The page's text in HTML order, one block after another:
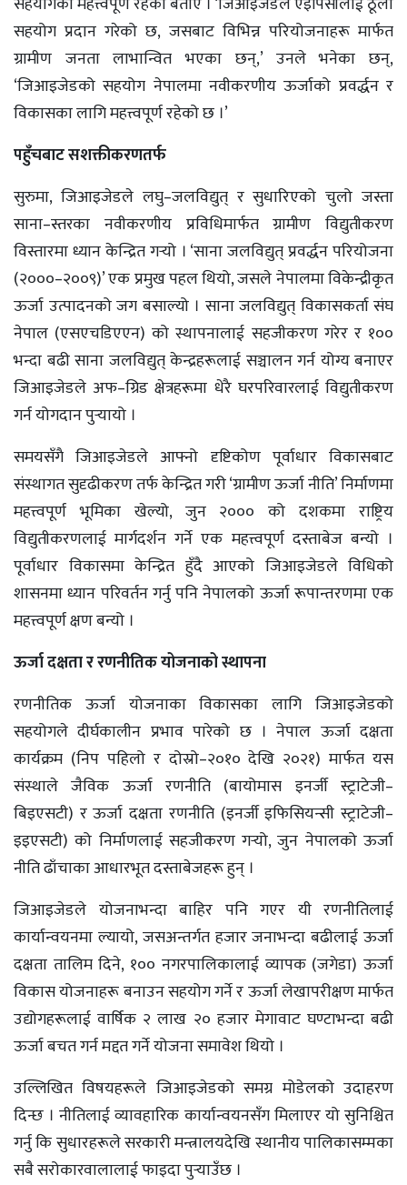
सहयोग प्रदान गरेको छ, जसबाट विभिन्न परियोजनाहरू मार्फत
ग्रामीण जनता लाभान्वित भएका छन्,’ उनले भनेका छन्,
‘जिआइजेडको सहयोग नेपालमा नवीकरणीय ऊर्जाको प्रवर्द्धन र
विकासका लागि महत्त्वपूर्ण रहेको छ ।’
पहुँचबाट सशक्तीकरणतर्फ
सुरुमा, जिआइजेडले लघु–जलविद्युत् र सुधारिएको चुलो जस्ता
साना–स्तरका नवीकरणीय प्रविधिमार्फत ग्रामीण विद्युतीकरण
विस्तारमा ध्यान केन्द्रित गर्‍यो । ‘साना जलविद्युत् प्रवर्द्धन परियोजना
(२०००–२००९)’ एक प्रमुख पहल थियो, जसले नेपालमा विकेन्द्रीकृत
ऊर्जा उत्पादनको जग बसाल्यो । साना जलविद्युत् विकासकर्ता संघ
नेपाल (एसएचडिएएन) को स्थापनालाई सहजीकरण गरेर र १००
भन्दा बढी साना जलविद्युत् केन्द्रहरूलाई सञ्चालन गर्न योग्य बनाएर
जिआइजेडले अफ–ग्रिड क्षेत्रहरूमा धेरै घरपरिवारलाई विद्युतीकरण
गर्न योगदान पुर्‍यायो ।
समयसँगै जिआइजेडले आफ्नो दृष्टिकोण पूर्वाधार विकासबाट
संस्थागत सुदृढीकरण तर्फ केन्द्रित गरी ‘ग्रामीण ऊर्जा नीति’ निर्माणमा
महत्त्वपूर्ण भूमिका खेल्यो, जुन २००० को दशकमा राष्ट्रिय
विद्युतीकरणलाई मार्गदर्शन गर्ने एक महत्त्वपूर्ण दस्ताबेज बन्यो ।
पूर्वाधार विकासमा केन्द्रित हुँदै आएको जिआइजेडले विधिको
शासनमा ध्यान परिवर्तन गर्नु पनि नेपालको ऊर्जा रूपान्तरणमा एक
महत्त्वपूर्ण क्षण बन्यो ।
ऊर्जा दक्षता र रणनीतिक योजनाको स्थापना
रणनीतिक ऊर्जा योजनाका विकासका लागि जिआइजेडको
सहयोगले दीर्घकालीन प्रभाव पारेको छ । नेपाल ऊर्जा दक्षता
कार्यक्रम (निप पहिलो र दोस्रो–२०१० देखि २०२१) मार्फत यस
संस्थाले जैविक ऊर्जा रणनीति (बायोमास इनर्जी स्ट्राटेजी–
बिइएसटी) र ऊर्जा दक्षता रणनीति (इनर्जी इफिसियन्सी स्ट्राटेजी–
इइएसटी) को निर्माणलाई सहजीकरण गर्‍यो, जुन नेपालको ऊर्जा
नीति ढाँचाका आधारभूत दस्ताबेजहरू हुन् ।
जिआइजेडले योजनाभन्दा बाहिर पनि गएर यी रणनीतिलाई
कार्यान्वयनमा ल्यायो, जसअन्तर्गत हजार जनाभन्दा बढीलाई ऊर्जा
दक्षता तालिम दिने, १०० नगरपालिकालाई व्यापक (जगेडा) ऊर्जा
विकास योजनाहरू बनाउन सहयोग गर्ने र ऊर्जा लेखापरीक्षण मार्फत
उद्योगहरूलाई वार्षिक २ लाख २० हजार मेगावाट घण्टाभन्दा बढी
ऊर्जा बचत गर्न मद्दत गर्ने योजना समावेश थियो ।
उल्लिखित विषयहरूले जिआइजेडको समग्र मोडेलको उदाहरण
दिन्छ । नीतिलाई व्यावहारिक कार्यान्वयनसँग मिलाएर यो सुनिश्चित
गर्नु कि सुधारहरूले सरकारी मन्त्रालयदेखि स्थानीय पालिकासम्मका
सबै सरोकारवालालाई फाइदा पुर्‍याउँछ ।